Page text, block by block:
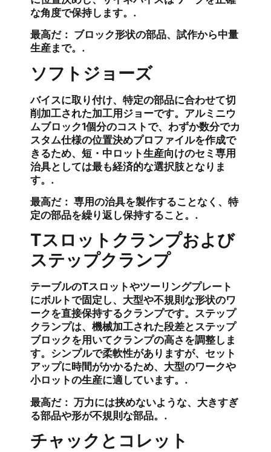
な角度で保持します。.
最高だ： ブロック形状の部品、試作から中量
生産まで。.
ソフトジョーズ
バイスに取り付け、特定の部品に合わせて切
削加工された加工用ジョーです。アルミニウ
ムブロック1個分のコストで、わずか数分でカ
スタム仕様の位置決めプロファイルを作成で
きるため、短・中ロット生産向けのセミ専用
治具としては最も経済的な選択肢となりま
す。.
最高だ： 専用の治具を製作することなく、特
定の部品を繰り返し保持すること。.
Tスロットクランプおよび
ステップクランプ
テーブルのTスロットやツーリングプレート
にボルトで固定し、大型や不規則な形状のワ
ークを直接保持するクランプです。ステップ
クランプは、機械加工された段差とステップ
ブロックを用いてクランプの高さを調整しま
す。シンプルで柔軟性がありますが、セット
アップに時間がかかるため、大型のワークや
小ロットの生産に適しています。.
最高だ： 万力には挟めないような、大きすぎ
る部品や形が不規則な部品。.
チャックとコレット